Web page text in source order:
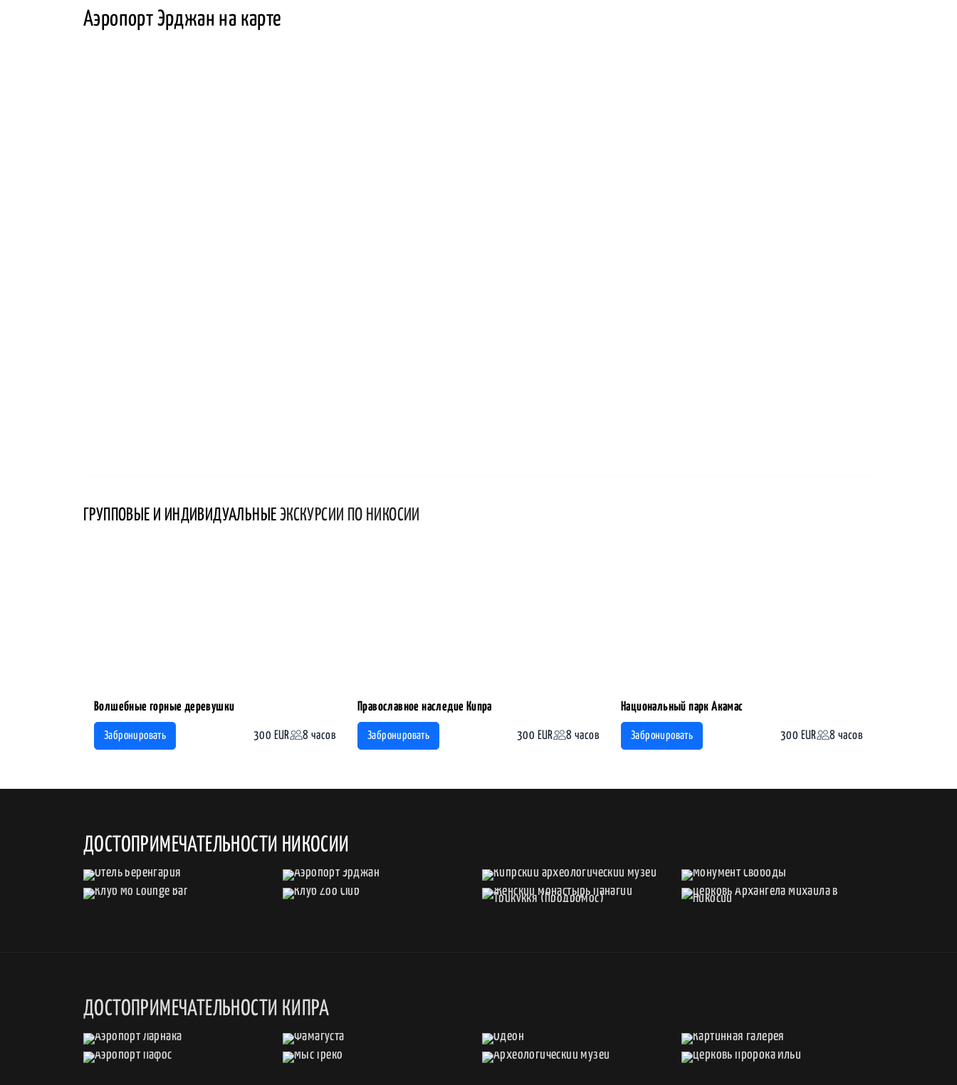
Аэропорт Эрджан на карте
ГРУППОВЫЕ И ИНДИВИДУАЛЬНЫЕ ЭКСКУРСИИ ПО НИКОСИИ
Волшебные горные деревушки
Забронировать 300 EUR 8 часов
Православное наследие Кипра
Забронировать 300 EUR 8 часов
Национальный парк Акамас
Забронировать 300 EUR 8 часов
ДОСТОПРИМЕЧАТЕЛЬНОСТИ НИКОСИИ
ДОСТОПРИМЕЧАТЕЛЬНОСТИ КИПРА